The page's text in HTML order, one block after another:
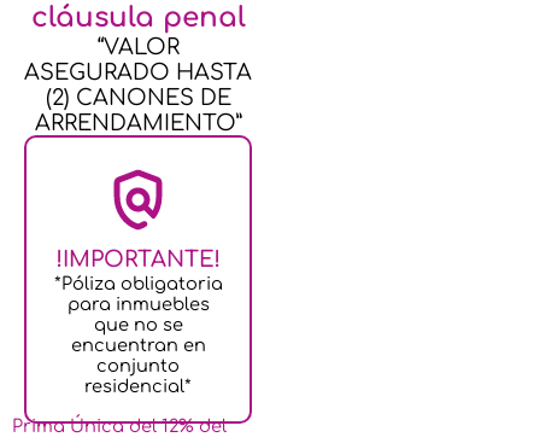
cláusula penal
“VALOR
ASEGURADO HASTA
(2) CANONES DE
ARRENDAMIENTO”
!IMPORTANTE!
*Póliza obligatoria
para inmuebles
que no se
encuentran en
conjunto
residencial*
Prima Única del 12% del